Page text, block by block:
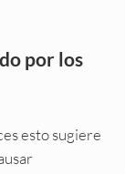
por los
esto sugiere